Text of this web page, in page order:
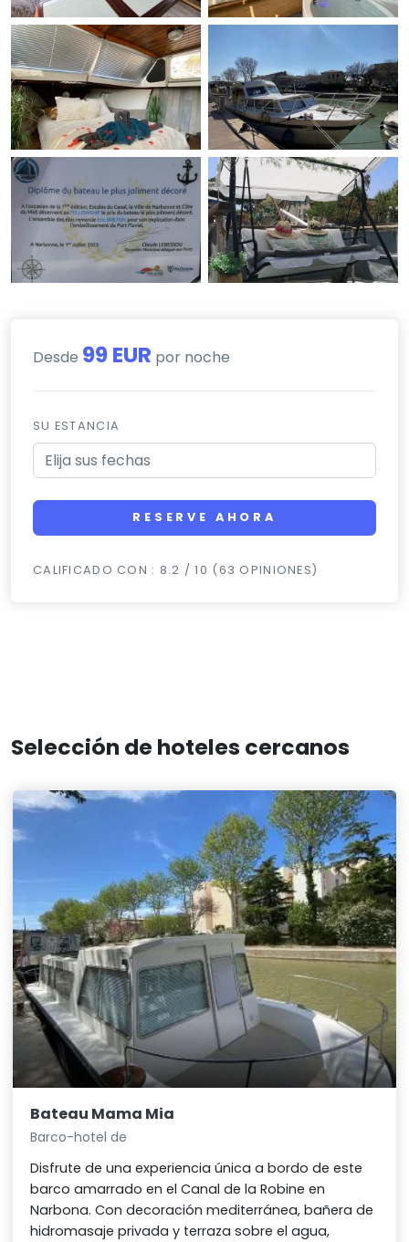
Desde 99 EUR por noche
SU ESTANCIA
RESERVE AHORA
CALIFICADO CON : 8.2 / 10 (63 OPINIONES)
Selección de hoteles cercanos
Bateau Mama Mia
Barco-hotel de
Disfrute de una experiencia única a bordo de este
barco amarrado en el Canal de la Robine en
Narbona. Con decoración mediterránea, bañera de
hidromasaje privada y terraza sobre el agua,